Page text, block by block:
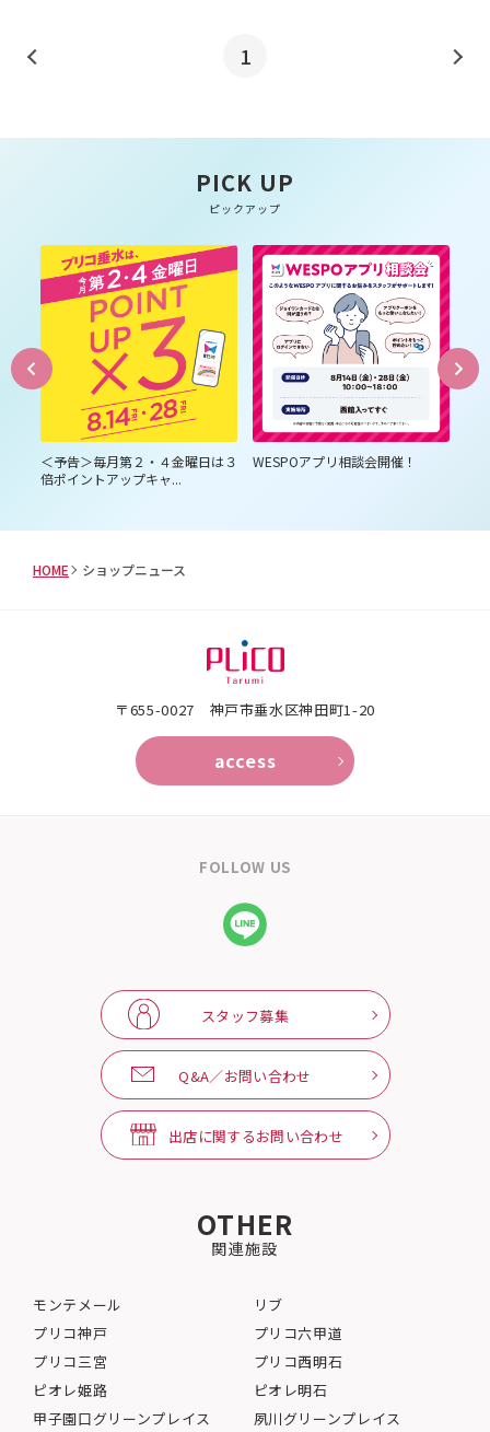
1
PICK UP
ピックアップ
＜予告＞毎月第２・４金曜日は３
倍ポイントアップキャ...
WESPOアプリ相談会開催！
HOME ショップニュース
〒655-0027 神戸市垂水区神田町1-20
access
FOLLOW US
スタッフ募集
Q&A／お問い合わせ
出店に関するお問い合わせ
OTHER
関連施設
モンテメール
リブ
プリコ神戸
プリコ六甲道
プリコ三宮
プリコ西明石
ピオレ姫路
ピオレ明石
甲子園口グリーンプレイス
夙川グリーンプレイス